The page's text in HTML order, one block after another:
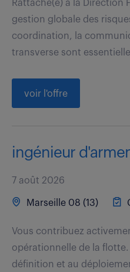
Rattaché(e) à la Direction
gestion globale des
coordination, la
transverse sont
voir l'offre
ingénieur
7 août 2026
Marseille 08 (13)
Vous contribuez
opérationnelle de la flotte.
définition et au